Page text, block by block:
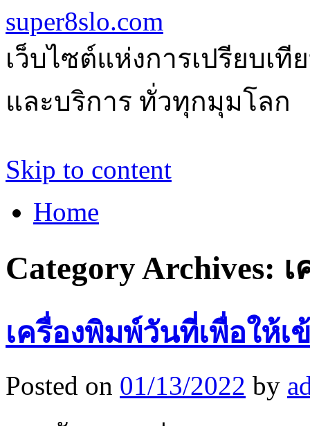
super8slo.com
เว็บไซต์แห่งการเปรียบเ
และบริการ ทั่วทุกมุมโลก
Skip to content
Home
Category Archives:
เครื่องพิมพ์วันที่เพื่อให้
Posted on 01/13/2022 by